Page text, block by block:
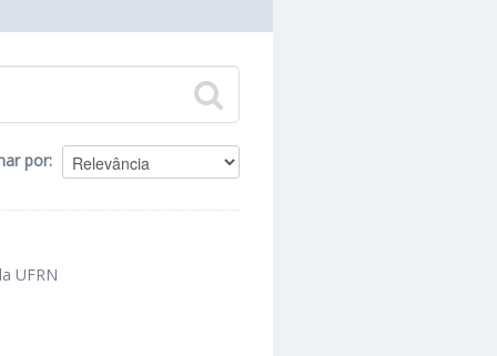
por
UFRN